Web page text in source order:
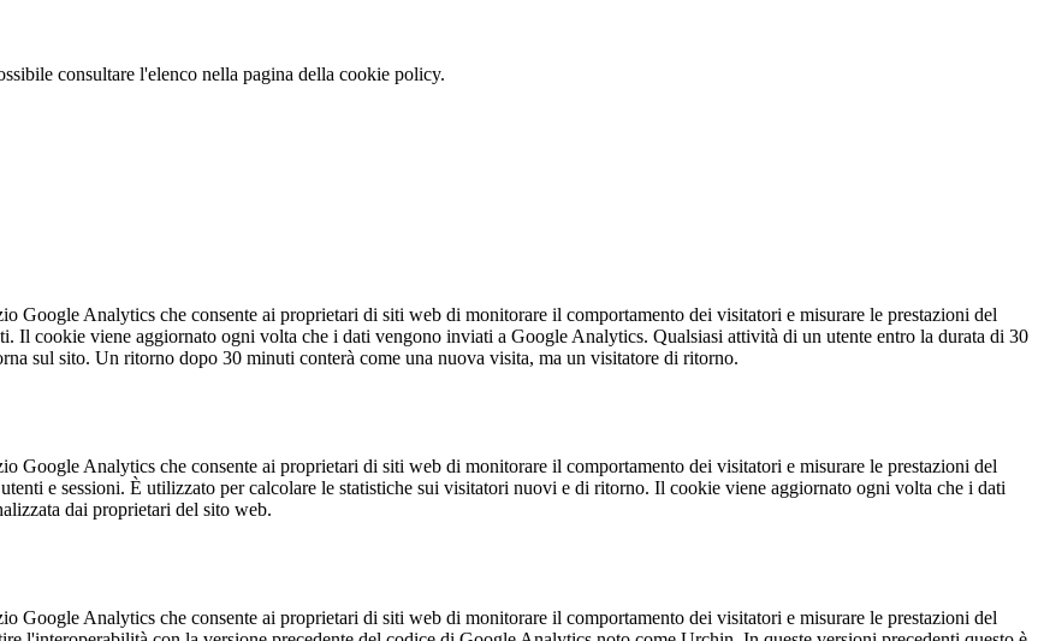
consultare l'elenco nella pagina della cookie policy.
Google Analytics che consente ai proprietari di siti web di monitorare il comportamento dei visitatori e misurare le prestazioni del
Il cookie viene aggiornato ogni volta che i dati vengono inviati a Google Analytics. Qualsiasi attività di un utente entro la durata di 30
sul sito. Un ritorno dopo 30 minuti conterà come una nuova visita, ma un visitatore di ritorno.
Google Analytics che consente ai proprietari di siti web di monitorare il comportamento dei visitatori e misurare le prestazioni del
e sessioni. È utilizzato per calcolare le statistiche sui visitatori nuovi e di ritorno. Il cookie viene aggiornato ogni volta che i dati
dai proprietari del sito web.
Google Analytics che consente ai proprietari di siti web di monitorare il comportamento dei visitatori e misurare le prestazioni del